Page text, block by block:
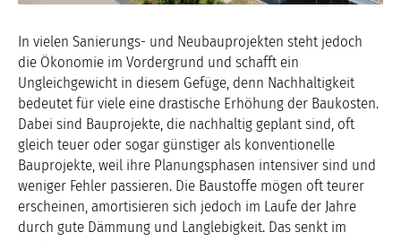
In vielen Sanierungs- und Neubauprojekten steht jedoch
die Ökonomie im Vordergrund und schafft ein
Ungleichgewicht in diesem Gefüge, denn Nachhaltigkeit
bedeutet für viele eine drastische Erhöhung der Baukosten.
Dabei sind Bauprojekte, die nachhaltig geplant sind, oft
gleich teuer oder sogar günstiger als konventionelle
Bauprojekte, weil ihre Planungsphasen intensiver sind und
weniger Fehler passieren. Die Baustoffe mögen oft teurer
erscheinen, amortisieren sich jedoch im Laufe der Jahre
durch gute Dämmung und Langlebigkeit. Das senkt im